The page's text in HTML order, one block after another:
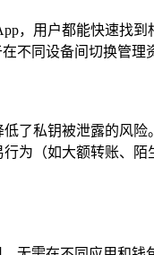
，用户都能快速找到
不同设备间切换管理
了私钥被泄露的风险。
为（如大额转账、